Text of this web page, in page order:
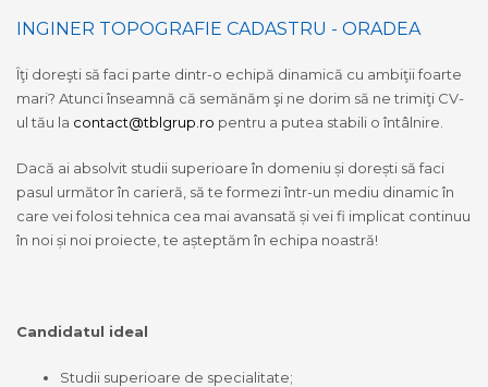
INGINER TOPOGRAFIE CADASTRU - ORADEA
Îţi doreşti să faci parte dintr-o echipă dinamică cu ambiţii foarte
mari? Atunci înseamnă că semănăm şi ne dorim să ne trimiţi CV-
ul tău la contact@tblgrup.ro pentru a putea stabili o întâlnire.
Dacă ai absolvit studii superioare în domeniu și dorești să faci
pasul următor în carieră, să te formezi într-un mediu dinamic în
care vei folosi tehnica cea mai avansată și vei fi implicat continuu
în noi și noi proiecte, te așteptăm în echipa noastră!
Candidatul ideal
Studii superioare de specialitate;